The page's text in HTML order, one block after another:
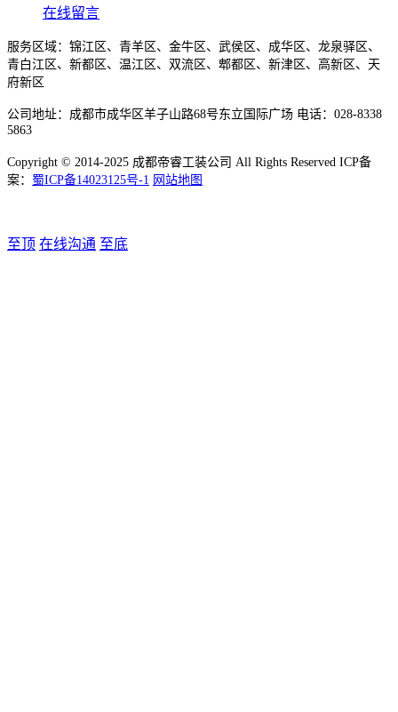
在线留言
服务区域：锦江区、青羊区、金牛区、武侯区、成华区、龙泉驿区、
青白江区、新都区、温江区、双流区、郫都区、新津区、高新区、天
府新区
公司地址：成都市成华区羊子山路68号东立国际广场 电话：028-8338
5863
Copyright © 2014-2025 成都帝睿工装公司 All Rights Reserved ICP备
案： 蜀ICP备14023125号-1 网站地图
至顶 在线沟通 至底